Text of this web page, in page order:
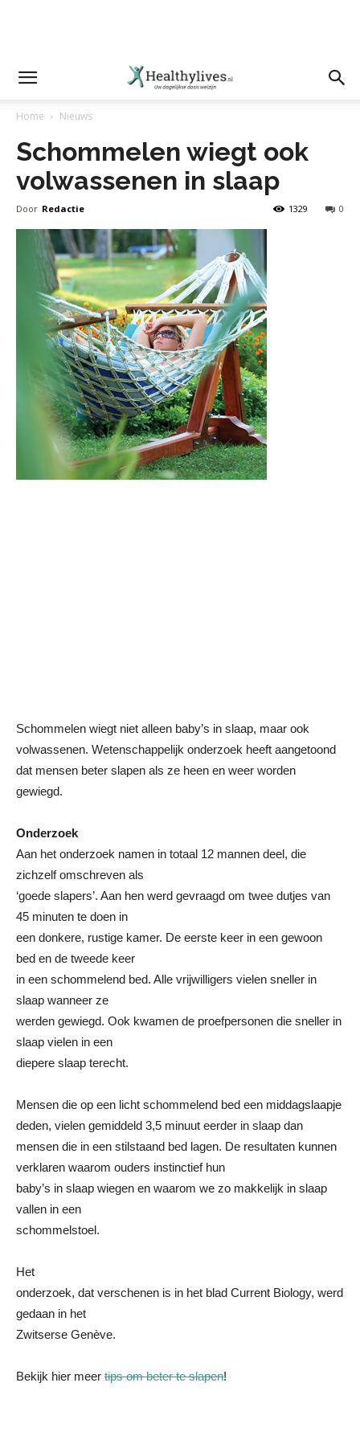
Home Nieuws
Schommelen wiegt ook
volwassenen in slaap
Door Redactie 0
1329
Schommelen wiegt niet alleen baby’s in slaap, maar ook
volwassenen. Wetenschappelijk onderzoek heeft aangetoond
dat mensen beter slapen als ze heen en weer worden
gewiegd.
Onderzoek
Aan het onderzoek namen in totaal 12 mannen deel, die
zichzelf omschreven als
‘goede slapers’. Aan hen werd gevraagd om twee dutjes van
45 minuten te doen in
een donkere, rustige kamer. De eerste keer in een gewoon
bed en de tweede keer
in een schommelend bed. Alle vrijwilligers vielen sneller in
slaap wanneer ze
werden gewiegd. Ook kwamen de proefpersonen die sneller in
slaap vielen in een
diepere slaap terecht.
Mensen die op een licht schommelend bed een middagslaapje
deden, vielen gemiddeld 3,5 minuut eerder in slaap dan
mensen die in een stilstaand bed lagen. De resultaten kunnen
verklaren waarom ouders instinctief hun
baby’s in slaap wiegen en waarom we zo makkelijk in slaap
vallen in een
schommelstoel.
Het
onderzoek, dat verschenen is in het blad Current Biology, werd
gedaan in het
Zwitserse Genève.
Bekijk hier meer tips om beter te slapen!